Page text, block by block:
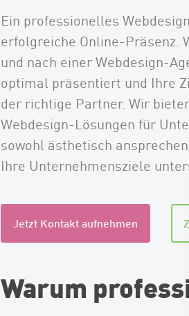
Ein professionelles
erfolgreiche Online-Präsenz.
und nach einer Webdesign-
optimal präsentiert und Ihre
der richtige Partner. Wir
Webdesign-Lösungen für
sowohl ästhetisch
Ihre Unternehmensziele
Jetzt Kontakt aufnehmen
Warum